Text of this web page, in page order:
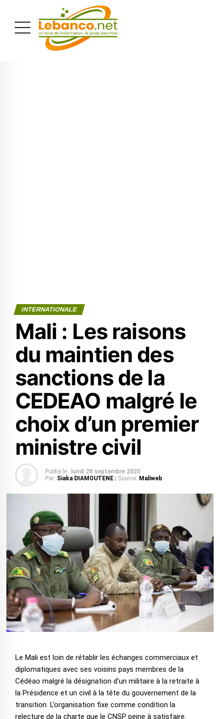
INTERNATIONALE
Mali : Les raisons
du maintien des
sanctions de la
CEDEAO malgré le
choix d’un premier
ministre civil
Publié le : lundi 28 septembre 2020
Par: Siaka DIAMOUTENE | Source: Maliweb
Le Mali est loin de rétablir les échanges commerciaux et
diplomatiques avec ses voisins pays membres de la
Cédéao malgré la désignation d’un militaire à la retraite à
la Présidence et un civil à la tête du gouvernement de la
transition. L’organisation fixe comme condition la
relecture de la charte que le CNSP peine à satisfaire.